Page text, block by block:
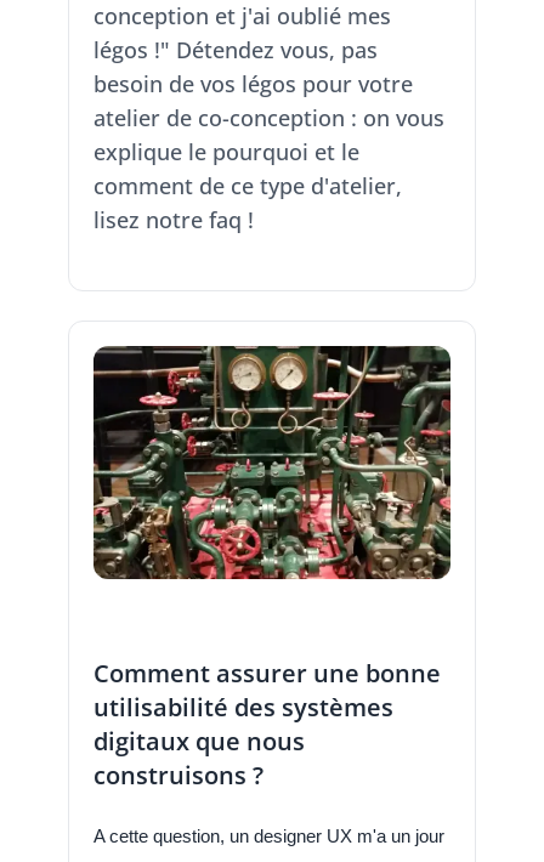
conception et j'ai oublié mes
légos !" Détendez vous, pas
besoin de vos légos pour votre
atelier de co-conception : on vous
explique le pourquoi et le
comment de ce type d'atelier,
lisez notre faq !
Comment assurer une bonne
utilisabilité des systèmes
digitaux que nous
construisons ?
A cette question, un designer UX m'a un jour